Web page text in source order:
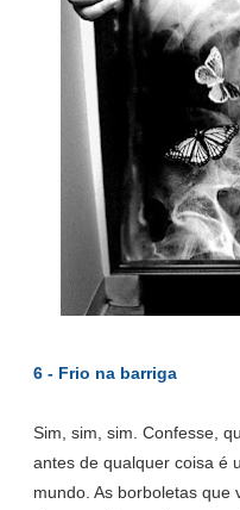
6 - Frio na barriga
Sim, sim, sim. Confesse,
antes de qualquer coisa é
mundo. As borboletas que